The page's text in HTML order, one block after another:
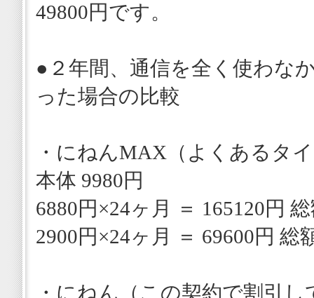
49800円です。
●２年間、通信を全く使わな
った場合の比較
・にねんMAX（よくあるタ
本体 9980円
6880円×24ヶ月 ＝ 165120円
2900円×24ヶ月 ＝ 69600円 総
・にねん（この契約で割引